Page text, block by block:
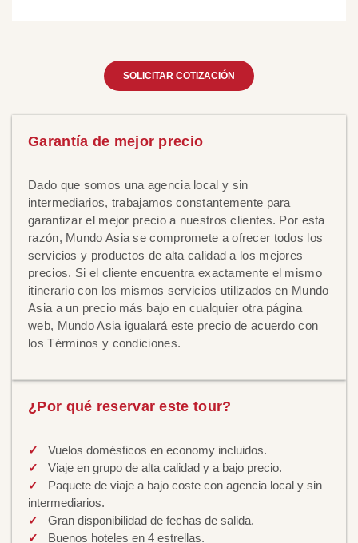
SOLICITAR COTIZACIÓN
Garantía de mejor precio
Dado que somos una agencia local y sin
intermediarios, trabajamos constantemente para
garantizar el mejor precio a nuestros clientes. Por esta
razón, Mundo Asia se compromete a ofrecer todos los
servicios y productos de alta calidad a los mejores
precios. Si el cliente encuentra exactamente el mismo
itinerario con los mismos servicios utilizados en Mundo
Asia a un precio más bajo en cualquier otra página
web, Mundo Asia igualará este precio de acuerdo con
los Términos y condiciones.
¿Por qué reservar este tour?
Vuelos domésticos en economy incluidos.
Viaje en grupo de alta calidad y a bajo precio.
Paquete de viaje a bajo coste con agencia local y sin
intermediarios.
Gran disponibilidad de fechas de salida.
Buenos hoteles en 4 estrellas.